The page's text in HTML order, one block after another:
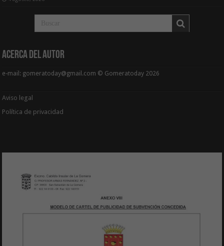
Acerca del Autor
e-mail: gomeratoday@gmail.com © Gomeratoday 2026
Aviso legal
Política de privacidad